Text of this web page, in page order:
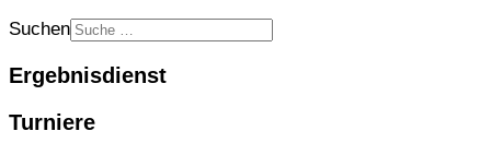
Suchen
Ergebnisdienst
Turniere